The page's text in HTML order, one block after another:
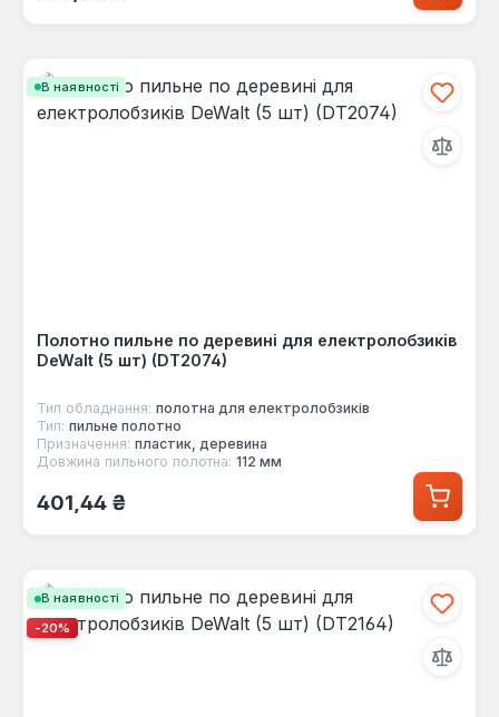
В наявності
Полотно пильне по деревині для електролобзиків
DeWalt (5 шт) (DT2074)
Тип обладнання: полотна для електролобзиків
Тип: пильне полотно
Призначення: пластик, деревина
Довжина пильного полотна: 112 мм
Звичайна ціна:
401,44 ₴
В наявності
-20%